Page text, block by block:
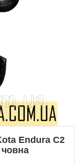
Endura C2
човна